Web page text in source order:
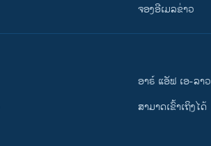
ຈອງອີເມລຂ່າວ
ອາຣ໌ ແອັຟ ເອ-ລາວ
ສາມາດເຂົ້າເຖິງໄດ້